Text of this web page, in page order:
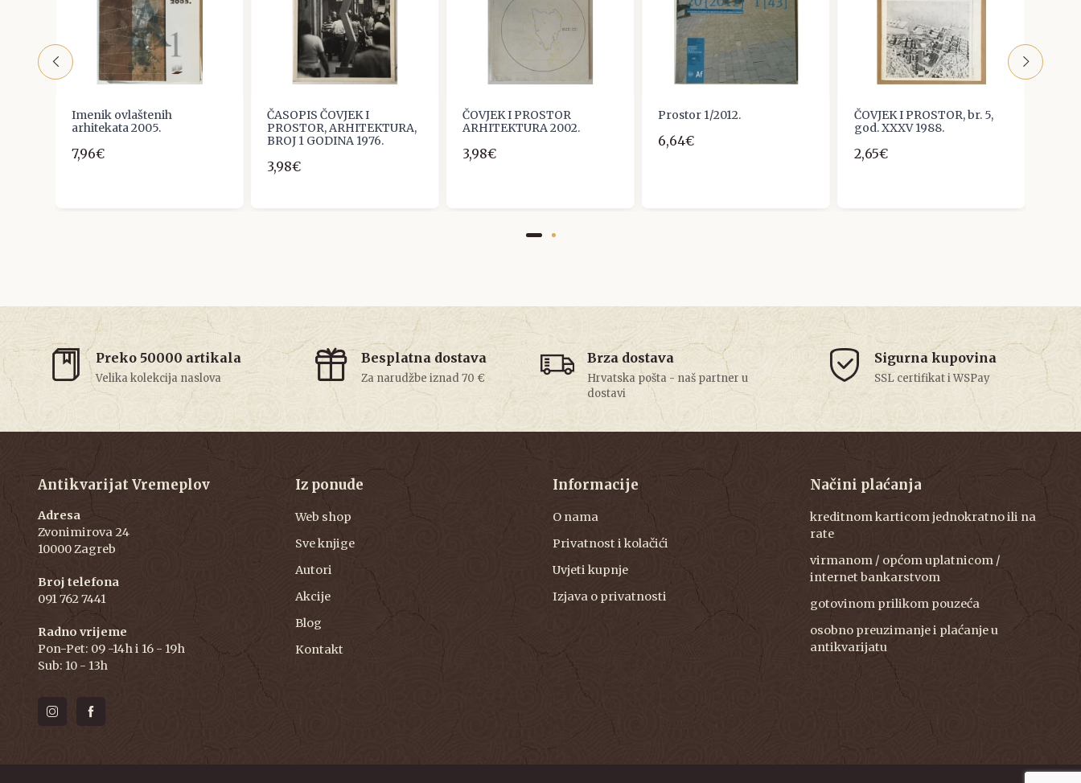
Imenik ovlaštenih
arhitekata 2005.
7,96€
ČASOPIS ČOVJEK I
PROSTOR, ARHITEKTURA,
BROJ 1 GODINA 1976.
3,98€
ČOVJEK I PROSTOR
ARHITEKTURA 2002.
3,98€
Prostor 1/2012.
6,64€
ČOVJEK I PROSTOR, br. 5,
god. XXXV 1988.
2,65€
Preko 50000 artikala
Velika kolekcija naslova
Besplatna dostava
Za narudžbe iznad 70 €
Brza dostava
Hrvatska pošta - naš partner u
dostavi
Sigurna kupovina
SSL certifikat i WSPay
Antikvarijat Vremeplov
Adresa
Zvonimirova 24
10000 Zagreb
Broj telefona
091 762 7441
Radno vrijeme
Pon-Pet: 09 -14h i 16 - 19h
Sub: 10 - 13h
Iz ponude
Web shop
Sve knjige
Autori
Akcije
Blog
Kontakt
Informacije
O nama
Privatnost i kolačići
Uvjeti kupnje
Izjava o privatnosti
Načini plaćanja
kreditnom karticom jednokratno ili na
rate
virmanom / općom uplatnicom /
internet bankarstvom
gotovinom prilikom pouzeća
osobno preuzimanje i plaćanje u
antikvarijatu